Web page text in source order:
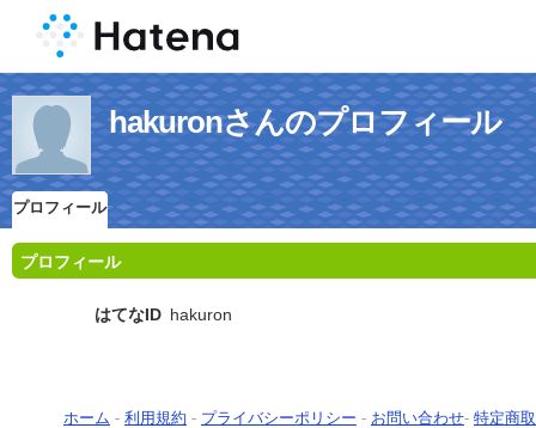
hakuronさんのプロフィール
プロフィール
プロフィール
はてなID hakuron
ホーム - 利用規約 - プライバシーポリシー - お問い合わせ- 特定商